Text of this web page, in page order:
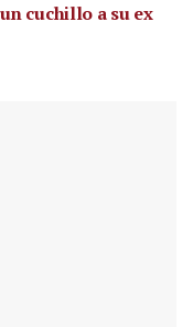
cuchillo a su ex